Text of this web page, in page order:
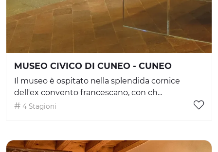
MUSEO CIVICO DI CUNEO - CUNEO
Il museo è ospitato nella splendida cornice
dell'ex convento francescano, con ch...
4 Stagioni